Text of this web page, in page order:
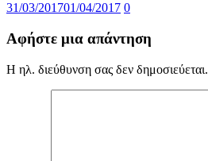
31/03/201701/04/2017 0
Αφήστε μια απάντηση
Η ηλ. διεύθυνση σας δεν δημοσιεύεται.